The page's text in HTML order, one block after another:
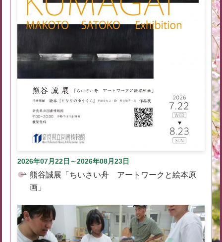
2026年07月22日～2026年08月23日
熊谷誠展「ちいさい舟 アートワークと絵本原
画」